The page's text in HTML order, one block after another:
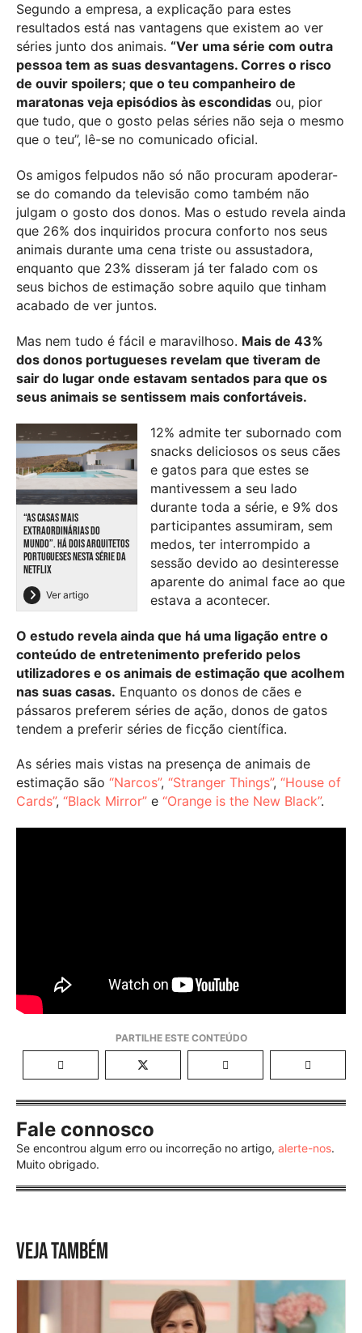
Segundo a empresa, a explicação para estes
resultados está nas vantagens que existem ao ver
séries junto dos animais. “Ver uma série com outra
pessoa tem as suas desvantagens. Corres o risco
de ouvir spoilers; que o teu companheiro de
maratonas veja episódios às escondidas ou, pior
que tudo, que o gosto pelas séries não seja o mesmo
que o teu”, lê-se no comunicado oficial.
Os amigos felpudos não só não procuram apoderar-
se do comando da televisão como também não
julgam o gosto dos donos. Mas o estudo revela ainda
que 26% dos inquiridos procura conforto nos seus
animais durante uma cena triste ou assustadora,
enquanto que 23% disseram já ter falado com os
seus bichos de estimação sobre aquilo que tinham
acabado de ver juntos.
Mas nem tudo é fácil e maravilhoso. Mais de 43%
dos donos portugueses revelam que tiveram de
sair do lugar onde estavam sentados para que os
seus animais se sentissem mais confortáveis.
“AS CASAS MAIS
EXTRAORDINÁRIAS DO
MUNDO”. HÁ DOIS ARQUITETOS
PORTUGUESES NESTA SÉRIE DA
NETFLIX
Ver artigo
12% admite ter subornado com
snacks deliciosos os seus cães
e gatos para que estes se
mantivessem a seu lado
durante toda a série, e 9% dos
participantes assumiram, sem
medos, ter interrompido a
sessão devido ao desinteresse
aparente do animal face ao que
estava a acontecer.
O estudo revela ainda que há uma ligação entre o
conteúdo de entretenimento preferido pelos
utilizadores e os animais de estimação que acolhem
nas suas casas. Enquanto os donos de cães e
pássaros preferem séries de ação, donos de gatos
tendem a preferir séries de ficção científica.
As séries mais vistas na presença de animais de
estimação são “Narcos”, “Stranger Things”, “House of
Cards”, “Black Mirror” e “Orange is the New Black”.
Fale connosco
Se encontrou algum erro ou incorreção no artigo, alerte-nos.
Muito obrigado.
VEJA TAMBÉM